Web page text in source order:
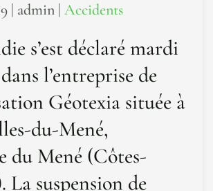
| admin | Accidents
s’est déclaré mardi
l’entreprise de
Géotexia située à
du-Mené,
du Mené (Côtes-
La suspension de